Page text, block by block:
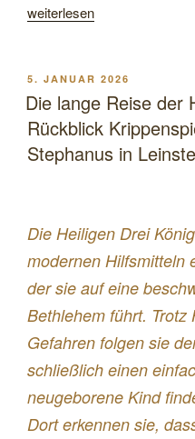
„KINDERKREUZWEG
nicht
nur
für
Kinder“
weiterlesen
VERÖFFENTLICHT
AM
5. JANUAR 2026
Die lange Reise der
Rückblick
Stephanus in
Die Heiligen Drei
modernen Hilfsmitteln
der sie auf eine
Bethlehem führt. Trotz
Gefahren folgen sie
schließlich einen
neugeborene Kind
Dort erkennen sie,